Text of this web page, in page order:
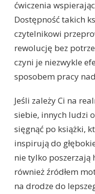
ćwiczenia
Dostępność takich
czytelnikowi
rewolucję bez
czyni je niezwykle
sposobem pracy
Jeśli zależy Ci na
siebie, innych ludzi
sięgnąć po książki,
inspirują do
nie tylko poszerzają
również źródłem
na drodze do